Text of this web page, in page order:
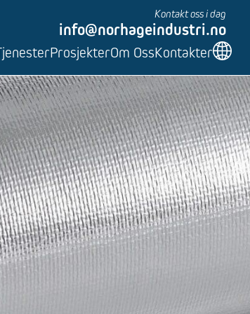
ProsjekterOm OssKontakter
Kontakt oss i dag
info@norhageindustri.no